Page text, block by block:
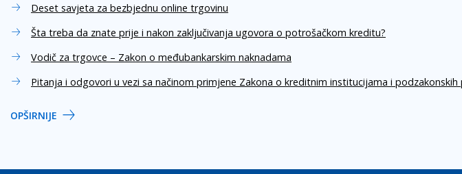
Deset savjeta za bezbjednu online trgovinu
Šta treba da znate prije i nakon zaključivanja ugovora o potrošačkom kreditu?
Vodič za trgovce – Zakon o međubankarskim naknadama
Pitanja i odgovori u vezi sa načinom primjene Zakona o kreditnim institucijama i
OPŠIRNIJE